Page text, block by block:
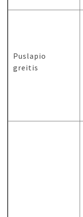
Puslapio
greitis